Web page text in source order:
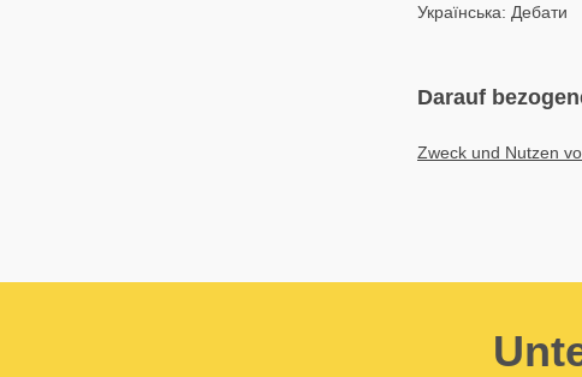
Українська: Дебати
Darauf
Zweck und Nutzen